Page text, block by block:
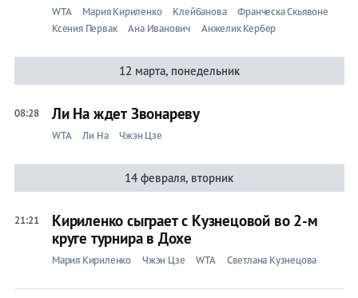
WTA Мария Кириленко Клейбанова
Франческа Скьявоне
Ксения Первак
Ана Иванович Анжелик Кербер
12 марта, понедельник
08:28 Ли На ждет Звонареву
WTA Ли На Чжэн Цзе
14 февраля, вторник
21:21
Кириленко сыграет с Кузнецовой во 2-м
круге турнира в Дохе
Мария Кириленко Чжэн Цзе WTA Светлана Кузнецова